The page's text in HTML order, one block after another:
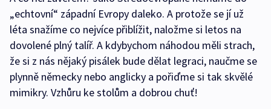
„echtovní“ západní Evropy daleko. A protože se jí už
léta snažíme co nejvíce přiblížit, naložme si letos na
dovolené plný talíř. A kdybychom náhodou měli strach,
že si z nás nějaký pisálek bude dělat legraci, naučme se
plynně německy nebo anglicky a pořiďme si tak skvělé
mimikry. Vzhůru ke stolům a dobrou chuť!